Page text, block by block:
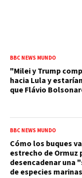
BBC NEWS MUNDO
"Milei y Trump
hacia Lula y
que Flávio
BBC NEWS MUNDO
Cómo los buques
estrecho de Ormuz
desencadenar una
de especies